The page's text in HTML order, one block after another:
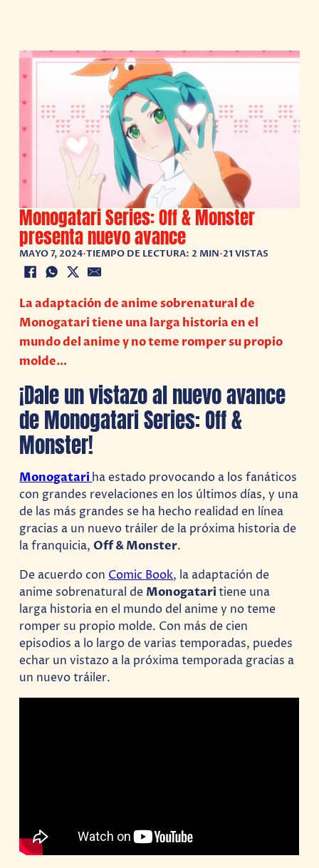
Monogatari Series: Off & Monster
presenta nuevo avance
MAYO 7, 2024•TIEMPO DE LECTURA: 2 MIN•21 VISTAS
La adaptación de anime sobrenatural de
Monogatari tiene una larga historia en el
mundo del anime y no teme romper su propio
molde…
¡Dale un vistazo al nuevo avance
de Monogatari Series: Off &
Monster!
Monogatariha estado provocando a los fanáticos
con grandes revelaciones en los últimos días, y una
de las más grandes se ha hecho realidad en línea
gracias a un nuevo tráiler de la próxima historia de
la franquicia, Off & Monster.
De acuerdo con Comic Book, la adaptación de
anime sobrenatural de Monogataritiene una
larga historia en el mundo del anime y no teme
romper su propio molde. Con más de cien
episodios a lo largo de varias temporadas, puedes
echar un vistazo a la próxima temporada gracias a
un nuevo tráiler.